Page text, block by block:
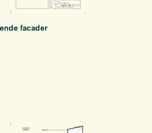
facader